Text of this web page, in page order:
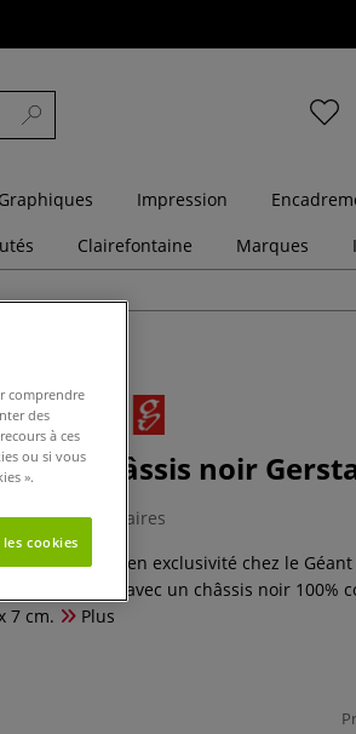
Impression
Clairefontaine Marques
+ châssis noir
0 Commentaires
Gerstaecker en exclusivité chez le
de 12 cm avec un châssis noir 100%
7 cm.
Plus
comprendre
des
à ces
ou si vous
».
cookies